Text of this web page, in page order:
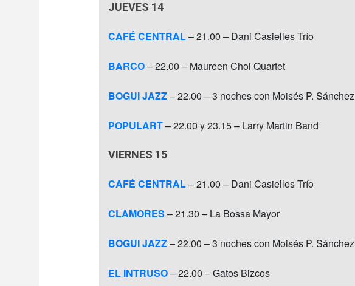
JUEVES 14
CAFÉ CENTRAL– 21.00 – Dani Casielles Trío
BARCO– 22.00 – Maureen Choi Quartet
BOGUI JAZZ– 22.00 – 3 noches con Moisés P. Sánchez
POPULART– 22.00 y 23.15 – Larry Martin Band
VIERNES 15
CAFÉ CENTRAL– 21.00 – Dani Casielles Trío
CLAMORES – 21.30 – La Bossa Mayor
BOGUI JAZZ– 22.00 – 3 noches con Moisés P. Sánchez
EL INTRUSO– 22.00 – Gatos Bizcos